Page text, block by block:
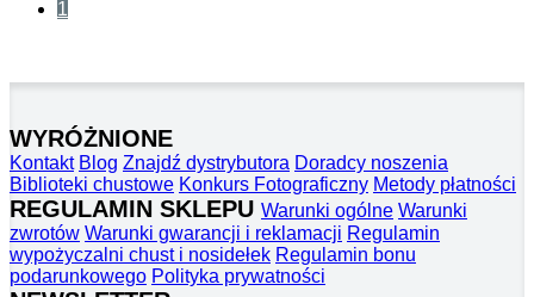
1
WYRÓŻNIONE
Kontakt Blog Znajdź dystrybutora Doradcy noszenia
Biblioteki chustowe Konkurs Fotograficzny Metody płatności
REGULAMIN SKLEPU Warunki ogólne Warunki
zwrotów Warunki gwarancji i reklamacji Regulamin
wypożyczalni chust i nosidełek Regulamin bonu
podarunkowego Polityka prywatności